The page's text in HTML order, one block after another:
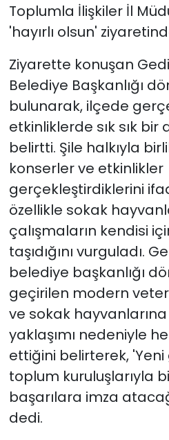
Toplumla İlişkiler İl
'hayırlı olsun'
Ziyarette konuşan
Belediye Başkanlığı
bulunarak, ilçede
etkinliklerde sık sık
belirtti. Şile halkıyla
konserler ve etkinlikler
gerçekleştirdiklerini
özellikle sokak
çalışmaların kendisi
taşıdığını vurguladı.
belediye başkanlığı
geçirilen modern
ve sokak
yaklaşımı nedeniyle
ettiğini belirterek,
toplum kuruluşlarıyla
başarılara imza
dedi.